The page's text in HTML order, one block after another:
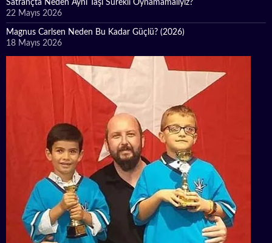
Satrançta Neden Aynı Taşı Sürekli Oynamamalıyız?
22 Mayıs 2026
Magnus Carlsen Neden Bu Kadar Güçlü? (2026)
18 Mayıs 2026